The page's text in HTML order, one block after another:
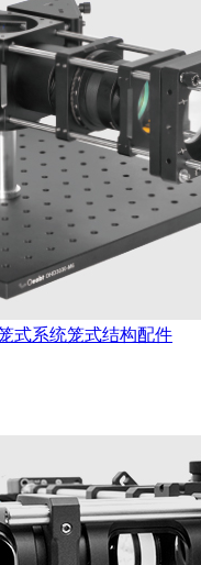
式系统笼式结构配件